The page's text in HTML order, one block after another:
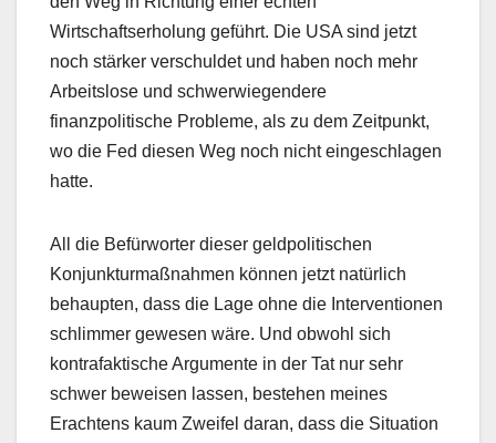
Wirtschaftserholung geführt. Die USA sind jetzt
noch stärker verschuldet und haben noch mehr
Arbeitslose und schwerwiegendere
finanzpolitische Probleme, als zu dem Zeitpunkt,
wo die Fed diesen Weg noch nicht eingeschlagen
hatte.
All die Befürworter dieser geldpolitischen
Konjunkturmaßnahmen können jetzt natürlich
behaupten, dass die Lage ohne die Interventionen
schlimmer gewesen wäre. Und obwohl sich
kontrafaktische Argumente in der Tat nur sehr
schwer beweisen lassen, bestehen meines
Erachtens kaum Zweifel daran, dass die Situation